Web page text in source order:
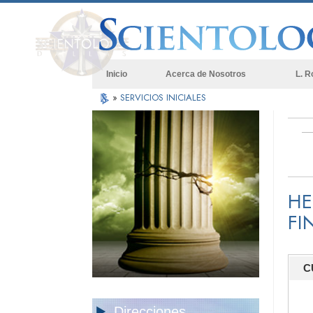
Inicio Acerca de Nosotros L.
» SERVICIOS INICIALES